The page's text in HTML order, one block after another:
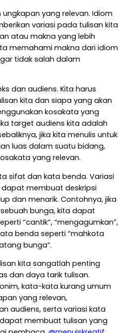
yang relevan. Idiom
variasi pada tulisan kita
atau makna yang lebih
memahami makna dari idiom
tidak salah dalam
dan audiens. Kita harus
kita dan siapa yang akan
kosakata yang
target audiens kita adalah
jika kita menulis untuk
luas dalam suatu bidang,
yang relevan.
sifat dan kata benda. Variasi
membuat deskripsi
dan menarik. Contohnya, jika
bunga, kita dapat
“cantik”, “mengagumkan”,
benda seperti “mahkota
bunga”.
kita sangatlah penting
dan daya tarik tulisan.
kata-kata kurang umum
yang relevan,
audiens, serta variasi kata
membuat tulisan yang